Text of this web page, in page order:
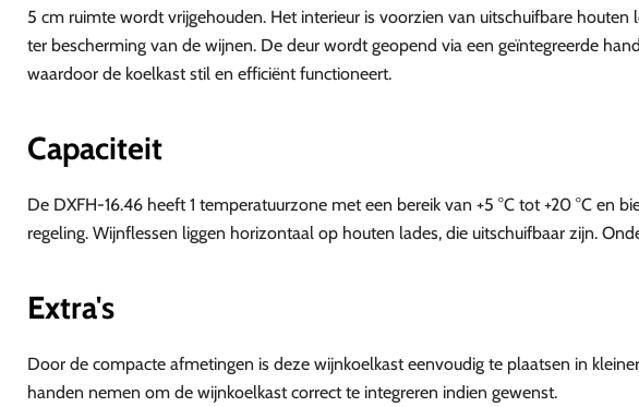
5 cm ruimte wordt vrijgehouden. Het interieur is voorzien van uitschuifbare
ter bescherming van de wijnen. De deur wordt geopend via een geïntegreerde
waardoor de koelkast stil en efficiënt functioneert.
Capaciteit
De DXFH-16.46 heeft 1 temperatuurzone met een bereik van +5 °C tot +20 °C
regeling. Wijnflessen liggen horizontaal op houten lades, die uitschuifbaar zijn.
Extra's
Door de compacte afmetingen is deze wijnkoelkast eenvoudig te plaatsen in
handen nemen om de wijnkoelkast correct te integreren indien gewenst.